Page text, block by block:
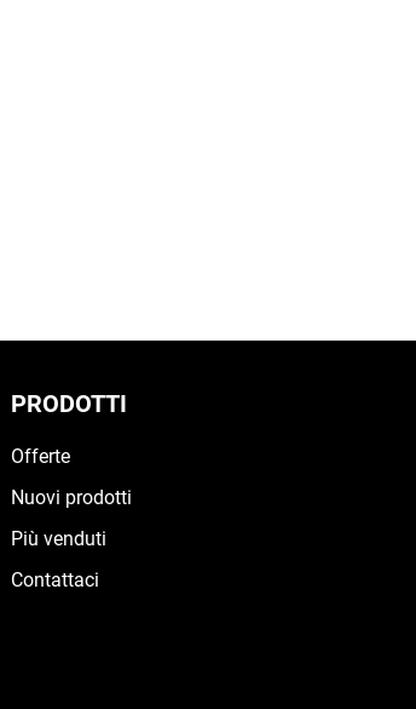
PRODOTTI
Offerte
Nuovi prodotti
Più venduti
Contattaci